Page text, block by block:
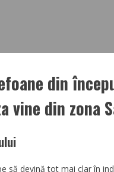
din
vine din zona
să devină tot mai clar în